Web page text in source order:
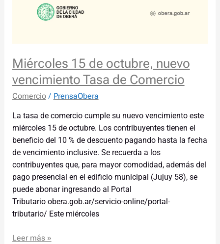
Miércoles 15 de octubre, nuevo
vencimiento Tasa de Comercio
Comercio/ PrensaObera
La tasa de comercio cumple su nuevo vencimiento este
miércoles 15 de octubre. Los contribuyentes tienen el
beneficio del 10 % de descuento pagando hasta la fecha
de vencimiento inclusive. Se recuerda a los
contribuyentes que, para mayor comodidad, además del
pago presencial en el edificio municipal (Jujuy 58), se
puede abonar ingresando al Portal
Tributario obera.gob.ar/servicio-online/portal-
tributario/ Este miércoles
Leer más »